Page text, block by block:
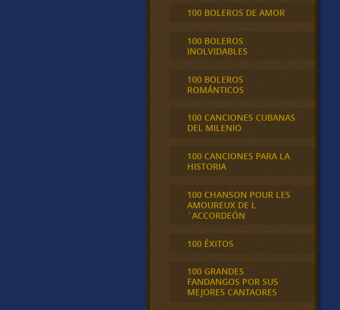
100 BOLEROS DE AMOR
100 BOLEROS
INOLVIDABLES
100 BOLEROS
ROMÁNTICOS
100 CANCIONES CUBANAS
DEL MILENIO
100 CANCIONES PARA LA
HISTORIA
100 CHANSON POUR LES
AMOUREUX DE L
´ACCORDEÓN
100 ÉXITOS
100 GRANDES
FANDANGOS POR SUS
MEJORES CANTAORES